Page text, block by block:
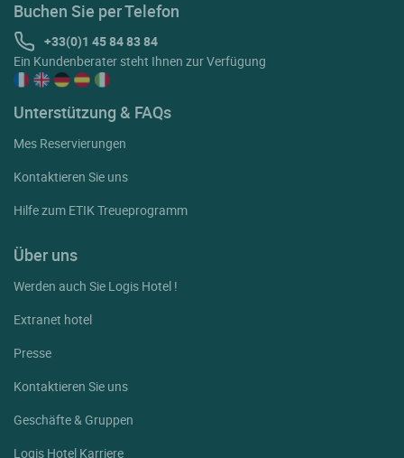
Buchen Sie per Telefon
+33(0)1 45 84 83 84
Ein Kundenberater steht Ihnen zur Verfügung
Unterstützung & FAQs
Mes Reservierungen
Kontaktieren Sie uns
Hilfe zum ETIK Treueprogramm
Über uns
Werden auch Sie Logis Hotel !
Extranet hotel
Presse
Kontaktieren Sie uns
Geschäfte & Gruppen
Logis Hotel Karriere